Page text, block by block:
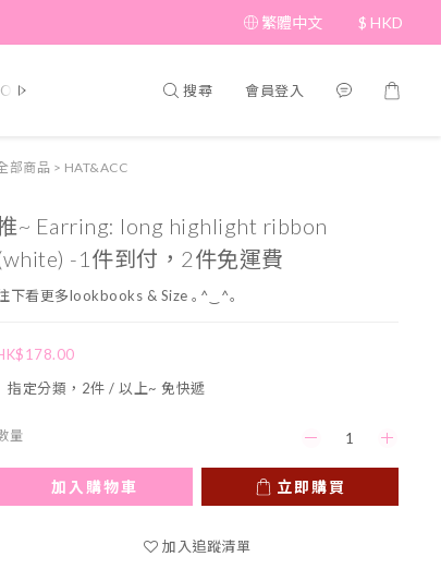
繁體中文 $ HKD
Beauty SHOES&BAG
搜尋 會員登入
部商品 > HAT&ACC
~ Earring: long highlight ribbon
-1件到付，2件免運費
下看更多lookbooks & Size ｡^‿^｡
指定分類，2件 / 以上~ 免快遞
量
加入購物車 立即購買
加入追蹤清單